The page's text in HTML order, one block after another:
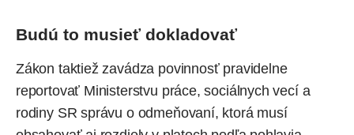
Budú to musieť dokladovať
Zákon taktiež zavádza povinnosť pravidelne
reportovať Ministerstvu práce, sociálnych vecí a
rodiny SR správu o odmeňovaní, ktorá musí